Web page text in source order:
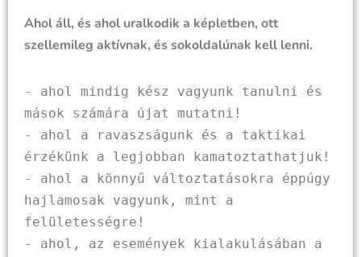
Ahol áll, és ahol uralkodik a képletben, ott
szellemileg aktívnak, és sokoldalúnak kell lenni.
- ahol mindig kész vagyunk tanulni és
mások számára újat mutatni!
- ahol a ravaszságunk és a taktikai
érzékünk a legjobban kamatoztathatjuk!
- ahol a könnyű változtatásokra éppúgy
hajlamosak vagyunk, mint a
felületességre!
- ahol, az események kialakulásában a